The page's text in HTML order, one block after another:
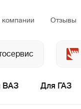
Отзывы
ВАЗ Для ГАЗ